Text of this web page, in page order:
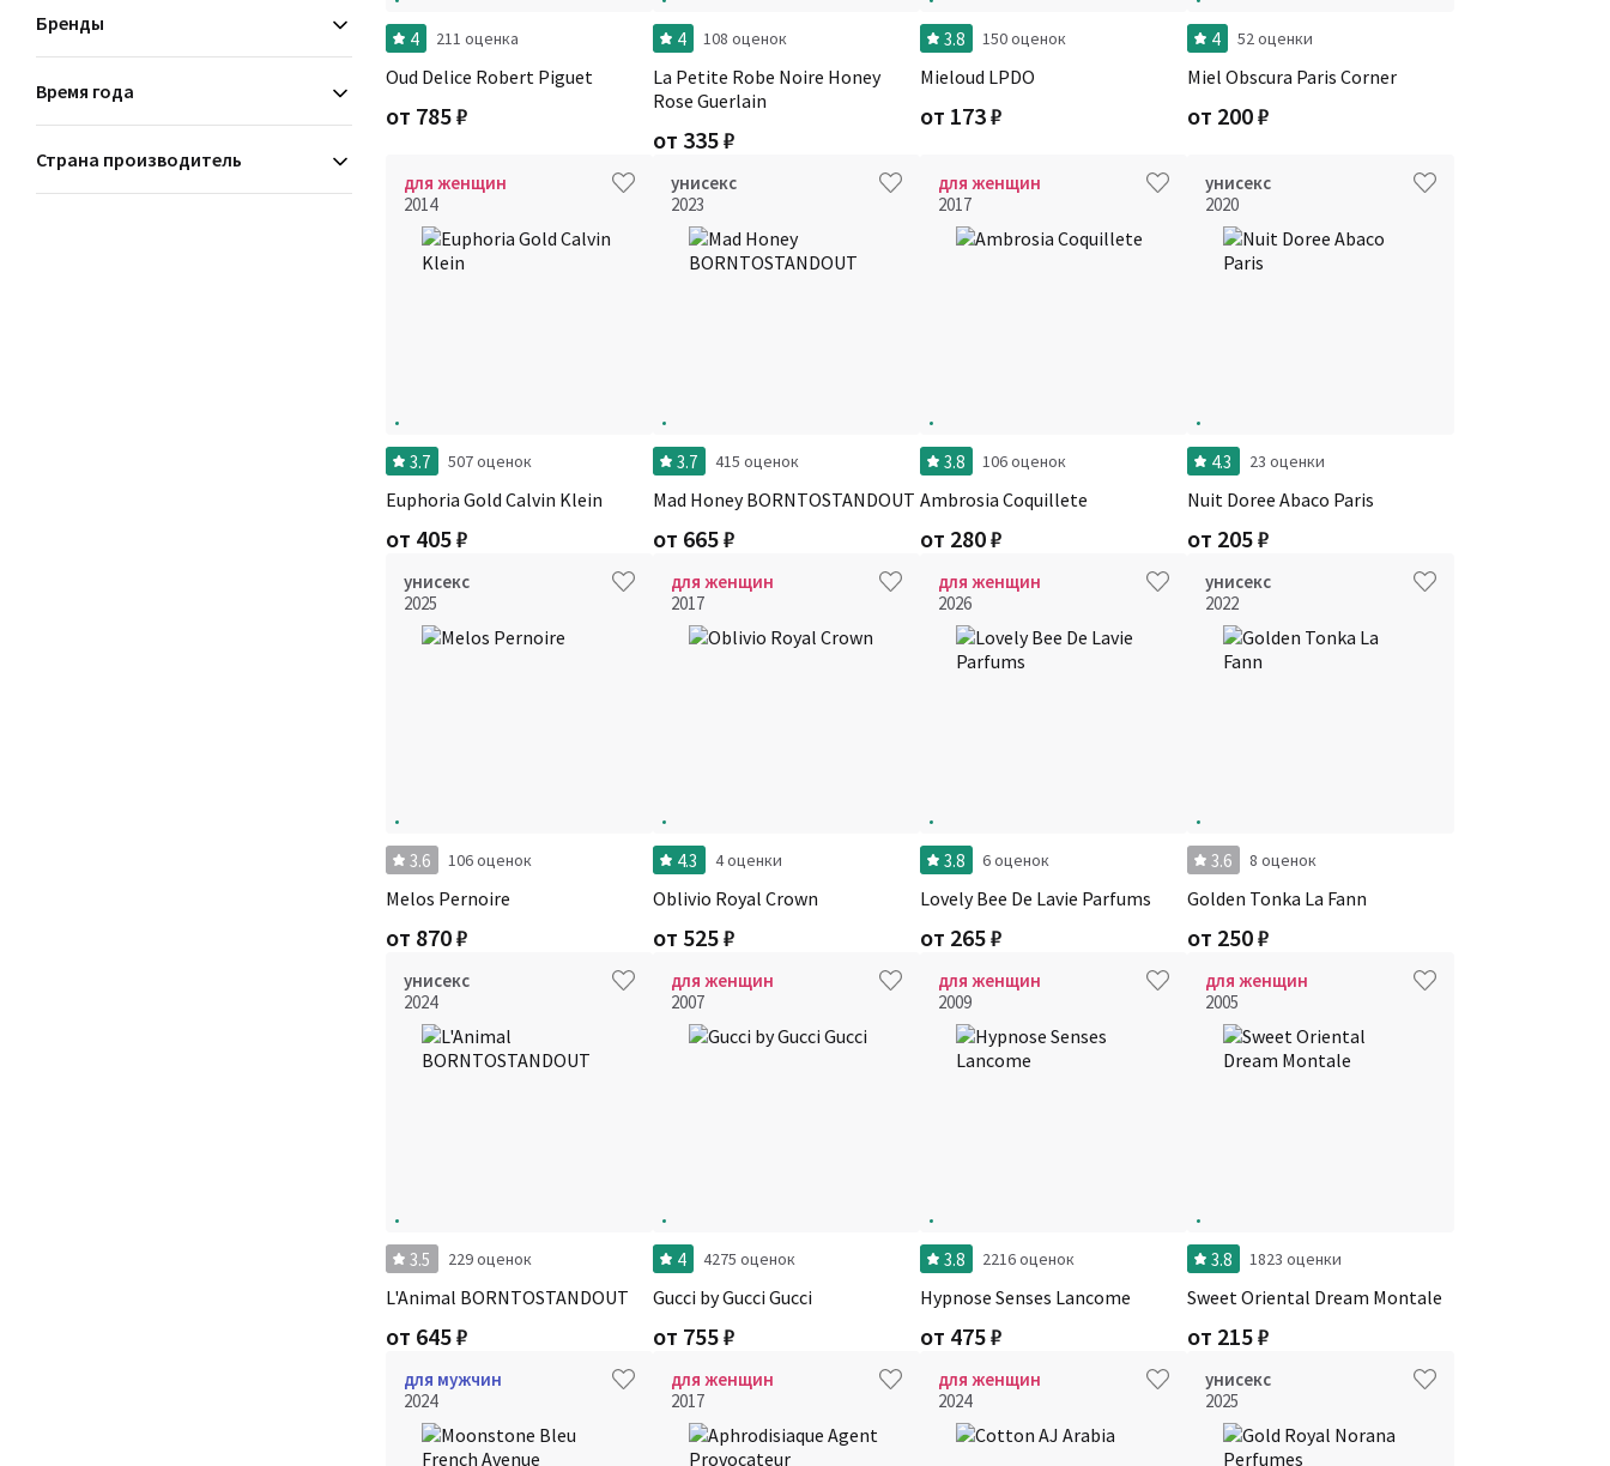
Бренды
Время года
Страна производитель
4 211 оценка
Oud Delice Robert Piguet
от 785₽
4 108 оценок
La Petite Robe Noire Honey
Rose Guerlain
от 335₽
3.8 150 оценок
Mieloud LPDO
от 173₽
4 52 оценки
Miel Obscura Paris Corner
от 200₽
для женщин
2014
3.7 507 оценок
Euphoria Gold Calvin Klein
от 405₽
унисекс
2023
3.7 415 оценок
Mad Honey BORNTOSTANDOUT
от 665₽
для женщин
2017
3.8 106 оценок
Ambrosia Coquillete
от 280₽
унисекс
2020
4.3 23 оценки
Nuit Doree Abaco Paris
от 205₽
унисекс
2025
3.6 106 оценок
Melos Pernoire
от 870₽
для женщин
2017
4.3 4 оценки
Oblivio Royal Crown
от 525₽
для женщин
2026
3.8 6 оценок
Lovely Bee De Lavie Parfums
от 265₽
унисекс
2022
3.6 8 оценок
Golden Tonka La Fann
от 250₽
унисекс
2024
3.5 229 оценок
L'Animal BORNTOSTANDOUT
от 645₽
для женщин
2007
4 4275 оценок
Gucci by Gucci Gucci
от 755₽
для женщин
2009
3.8 2216 оценок
Hypnose Senses Lancome
от 475₽
для женщин
2005
3.8 1823 оценки
Sweet Oriental Dream Montale
от 215₽
для мужчин
2024
для женщин
2017
для женщин
2024
унисекс
2025